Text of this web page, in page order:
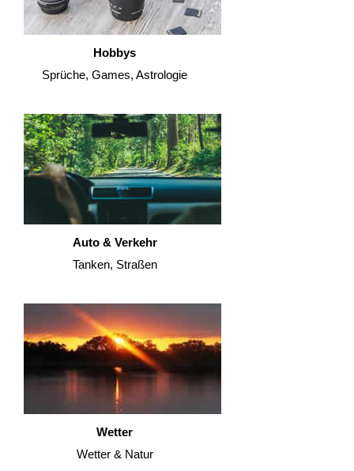
Hobbys
Sprüche, Games, Astrologie
Auto & Verkehr
Tanken, Straßen
Wetter
Wetter & Natur